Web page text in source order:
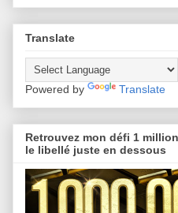
Translate
Powered by Translate
Retrouvez mon défi 1
le libellé juste en dessous